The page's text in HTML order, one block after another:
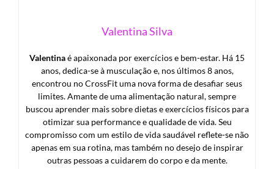
Valentina Silva
Valentinaé apaixonada por exercícios e bem-estar. Há 15
anos, dedica-se à musculação e, nos últimos 8 anos,
encontrou no CrossFit uma nova forma de desafiar seus
limites. Amante de uma alimentação natural, sempre
buscou aprender mais sobre dietas e exercícios físicos para
otimizar sua performance e qualidade de vida. Seu
compromisso com um estilo de vida saudável reflete-se não
apenas em sua rotina, mas também no desejo de inspirar
outras pessoas a cuidarem do corpo e da mente.